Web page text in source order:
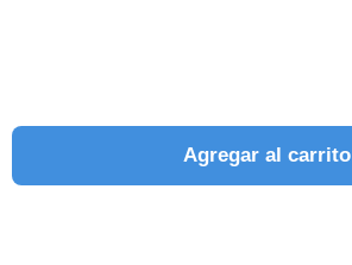
Agregar al carrito